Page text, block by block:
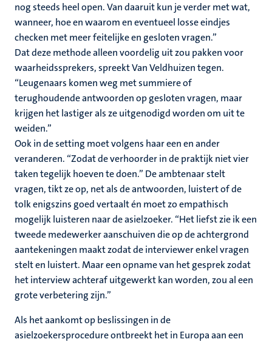
nog steeds heel open. Van daaruit kun je verder met wat,
wanneer, hoe en waarom en eventueel losse eindjes
checken met meer feitelijke en gesloten vragen.”
Dat deze methode alleen voordelig uit zou pakken voor
waarheidssprekers, spreekt Van Veldhuizen tegen.
“Leugenaars komen weg met summiere of
terughoudende antwoorden op gesloten vragen, maar
krijgen het lastiger als ze uitgenodigd worden om uit te
weiden.”
Ook in de setting moet volgens haar een en ander
veranderen. “Zodat de verhoorder in de praktijk niet vier
taken tegelijk hoeven te doen.” De ambtenaar stelt
vragen, tikt ze op, net als de antwoorden, luistert of de
tolk enigszins goed vertaalt én moet zo empathisch
mogelijk luisteren naar de asielzoeker. “Het liefst zie ik een
tweede medewerker aanschuiven die op de achtergrond
aantekeningen maakt zodat de interviewer enkel vragen
stelt en luistert. Maar een opname van het gesprek zodat
het interview achteraf uitgewerkt kan worden, zou al een
grote verbetering zijn.”
Als het aankomt op beslissingen in de
asielzoekersprocedure ontbreekt het in Europa aan een